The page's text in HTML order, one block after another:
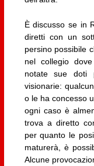
È discusso se in
diretti con un
persino possibile
nel collegio
notate sue doti
visionarie:
o le ha concesso
ogni caso è
trova a diretto
per quanto le
maturerà, è
Alcune